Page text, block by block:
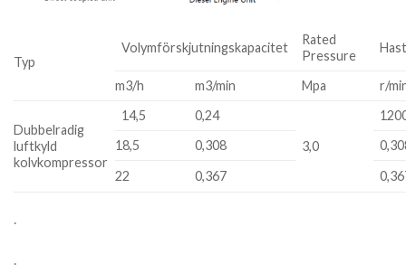
Typ
Volymförskjutningskapacitet
Rated
Pressure
m3/h m3/min Mpa r/
Dubbelradig
luftkyld
kolvkompressor
14,5
0,24
3,0
18,5
0,308
22
0,367
.